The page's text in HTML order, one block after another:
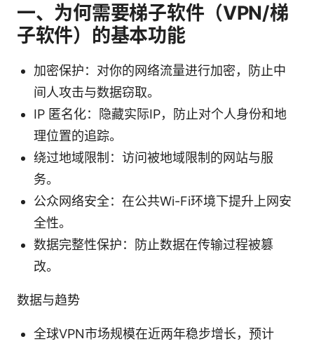
一、为何需要梯子软件（VPN/梯
子软件）的基本功能
加密保护：对你的网络流量进行加密，防止中
间人攻击与数据窃取。
IP 匿名化：隐藏实际IP，防止对个人身份和地
理位置的追踪。
绕过地域限制：访问被地域限制的网站与服
务。
公众网络安全：在公共Wi-Fi环境下提升上网安
全性。
数据完整性保护：防止数据在传输过程被篡
改。
数据与趋势
全球VPN市场规模在近两年稳步增长，预计